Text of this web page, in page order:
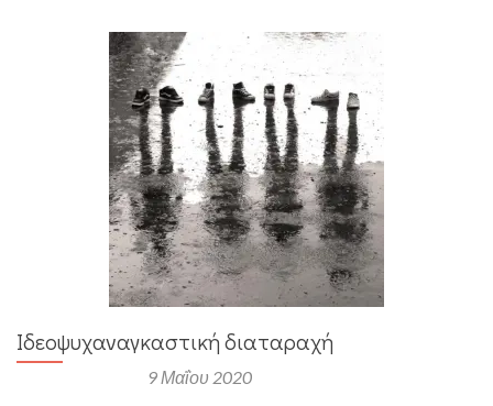
Ιδεοψυχαναγκαστική διαταραχή
9 Μαΐου 2020